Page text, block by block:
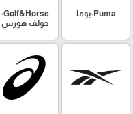
Puma-بوما
Golf&Horse-
جولف هورس